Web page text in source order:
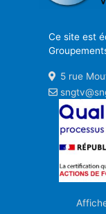
Ce site est
5 rue